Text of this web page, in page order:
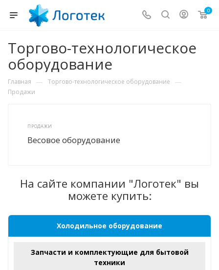
0
Торгово-технологическое
оборудование
Главная — Торгово-технологическое оборудование —
Продажи
ПРОДАЖИ
Весовое оборудование
На сайте компании "Логотек" вы
можете купить:
Холодильное оборудование
Запчасти и комплектующие для бытовой
техники